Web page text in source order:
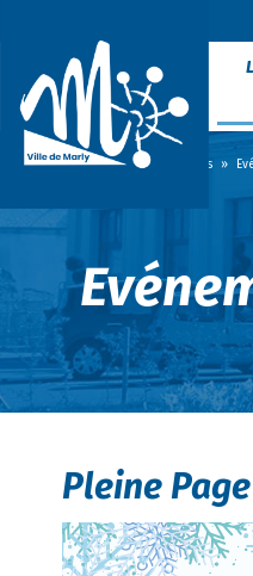
Accueil » Actualités »
Pleine